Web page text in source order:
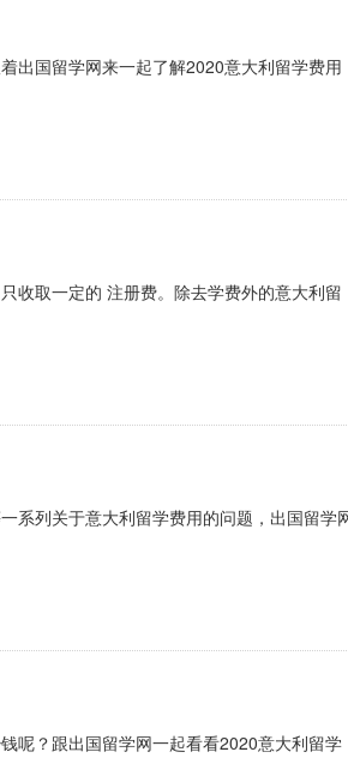
出国留学网来一起了解2020意大利留学费用
收取一定的 注册费。除去学费外的意大利留
系列关于意大利留学费用的问题，出国留学
呢？跟出国留学网一起看看2020意大利留学